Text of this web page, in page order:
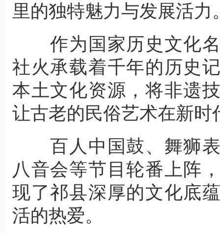
里的独特魅力与发展活力
作为国家历史文化名
社火承载着千年的历史
本土文化资源，将非遗
让古老的民俗艺术在新时
百人中国鼓、舞狮表
八音会等节目轮番上阵
现了祁县深厚的文化底
活的热爱。